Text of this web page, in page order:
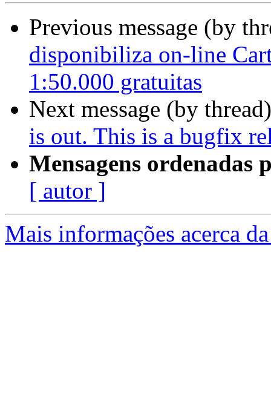
Previous message (by
disponibiliza on-line
1:50.000 gratuitas
Next message (by
is out. This is a bugfix
Mensagens ordenadas
[ autor ]
Mais informações acerca